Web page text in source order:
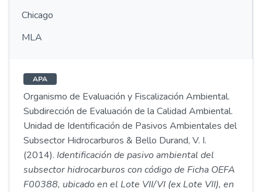
Chicago
MLA
APA
Organismo de Evaluación y Fiscalización Ambiental.
Subdirección de Evaluación de la Calidad Ambiental.
Unidad de Identificación de Pasivos Ambientales del
Subsector Hidrocarburos & Bello Durand, V. I.
(2014). Identificación de pasivo ambiental del
subsector hidrocarburos con código de Ficha OEFA
F00388, ubicado en el Lote VII/VI (ex Lote VII), en